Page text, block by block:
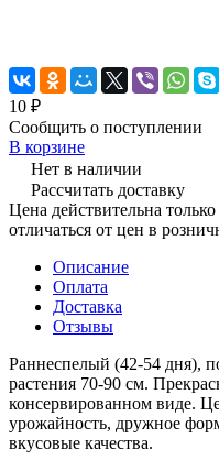
10 ₽
Сообщить о поступлении
В корзине
Нет в наличии
Рассчитать доставку
Цена действительна
отличаться от цен в
Описание
Оплата
Доставка
Отзывы
Раннеспелый (42-54 дня),
растения 70-90 см.
консервированном виде.
урожайность, дружное
вкусовые качества.